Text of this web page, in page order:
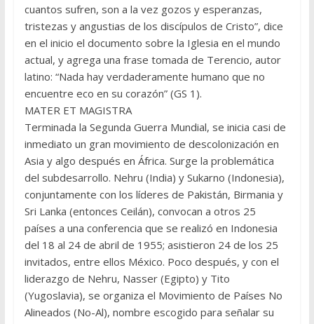
cuantos sufren, son a la vez gozos y esperanzas,
tristezas y angustias de los discípulos de Cristo”, dice
en el inicio el documento sobre la Iglesia en el mundo
actual, y agrega una frase tomada de Terencio, autor
latino: “Nada hay verdaderamente humano que no
encuentre eco en su corazón” (GS 1).
MATER ET MAGISTRA
Terminada la Segunda Guerra Mundial, se inicia casi de
inmediato un gran movimiento de descolonización en
Asia y algo después en África. Surge la problemática
del subdesarrollo. Nehru (India) y Sukarno (Indonesia),
conjuntamente con los líderes de Pakistán, Birmania y
Sri Lanka (entonces Ceilán), convocan a otros 25
países a una conferencia que se realizó en Indonesia
del 18 al 24 de abril de 1955; asistieron 24 de los 25
invitados, entre ellos México. Poco después, y con el
liderazgo de Nehru, Nasser (Egipto) y Tito
(Yugoslavia), se organiza el Movimiento de Países No
Alineados (No-Al), nombre escogido para señalar su